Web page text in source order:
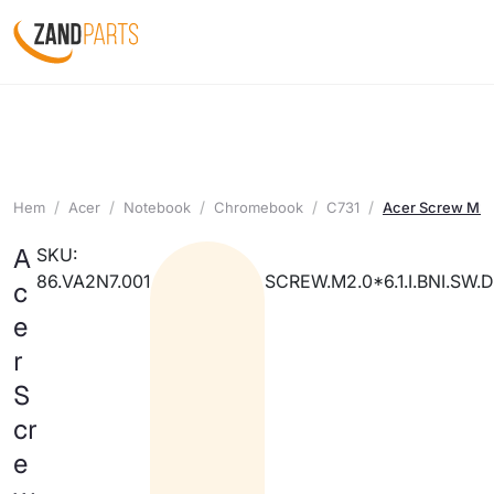
Hem Acer Notebook Chromebook C731 Acer Screw M2
A
c
e
r
S
cr
e
SKU:
86.VA2N7.001